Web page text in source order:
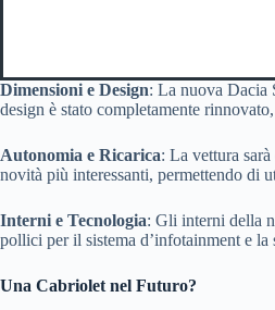
Dimensioni e Design: La nuova Dacia
design è stato completamente
Autonomia e Ricarica: La vettura
novità più interessanti, permettendo di
Interni e Tecnologia: Gli interni della
pollici per il sistema d’infotainment e
Una Cabriolet nel Futuro?